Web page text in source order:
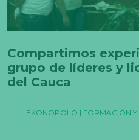
Compartimos
grupo de líderes y
del Cauca
EKONOPOLO | FORMACIÓN Y